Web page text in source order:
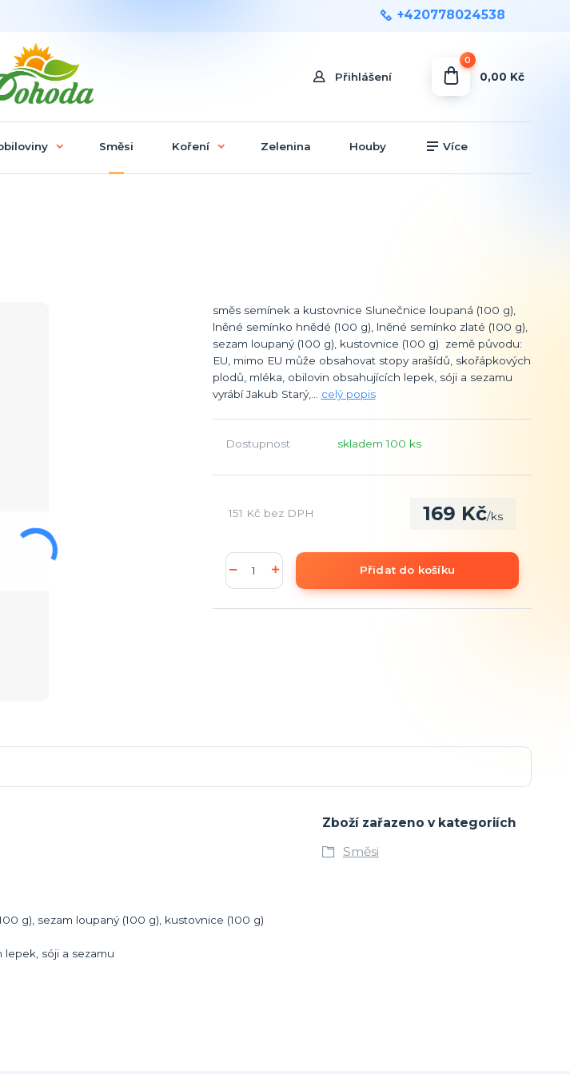
Přihlášení
+420778024538
0
0,00 Kč
Směsi Koření Zelenina Houby Více
směs semínek a kustovnice Slunečnice loupaná (100 g),
lněné semínko hnědé (100 g), lněné semínko zlaté (100 g),
sezam loupaný (100 g), kustovnice (100 g) země původu:
EU, mimo EU může obsahovat stopy arašídů, skořápkových
plodů, mléka, obilovin obsahujících lepek, sóji a sezamu
vyrábí Jakub Starý,... celý popis
Dostupnost skladem 100 ks
169 Kč/ks
151 Kč bez DPH
Přidat do košíku
g), sezam loupaný (100 g), kustovnice (100 g)
sóji a sezamu
Zboží zařazeno v kategoriích
Směsi